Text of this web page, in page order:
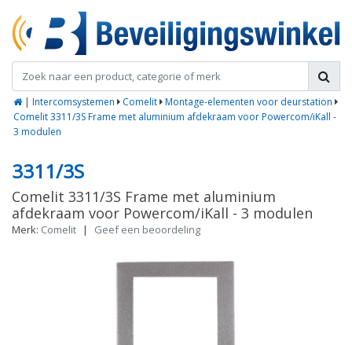
| Intercomsystemen Comelit Montage-elementen voor deurstation
Comelit 3311/3S Frame met aluminium afdekraam voor Powercom/iKall -
3 modulen
3311/3S
Comelit 3311/3S Frame met aluminium
afdekraam voor Powercom/iKall - 3 modulen
Merk: Comelit | Geef een beoordeling